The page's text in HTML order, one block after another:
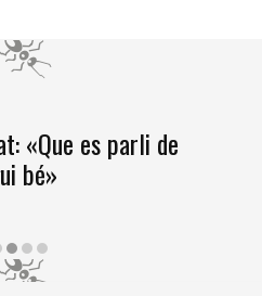
«Que es parli de
bé»